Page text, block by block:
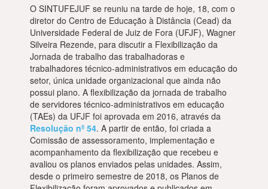
O SINTUFEJUF se reuniu na tarde de hoje, 18, com o
diretor do Centro de Educação à Distância (Cead) da
Universidade Federal de Juiz de Fora (UFJF), Wagner
Silveira Rezende, para discutir a Flexibilização da
Jornada de trabalho das trabalhadoras e
trabalhadores técnico-administrativos em educação do
setor, única unidade organizacional que ainda não
possui plano. A flexibilização da jornada de trabalho
de servidores técnico-administrativos em educação
(TAEs) da UFJF foi aprovada em 2016, através da
Resolução nº 54. A partir de então, foi criada a
Comissão de assessoramento, implementação e
acompanhamento da flexibilização que recebeu e
avaliou os planos enviados pelas unidades. Assim,
desde o primeiro semestre de 2018, os Planos de